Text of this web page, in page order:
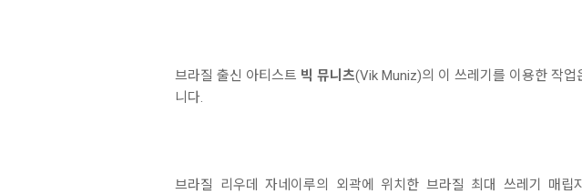
브라질 출신 아티스트 빅 뮤니츠(Vik Muniz)의 이 쓰레기를 이용한 작업
니다.
브라질 리우데 자네이루의 외곽에 위치한 브라질 최대 쓰레기 매